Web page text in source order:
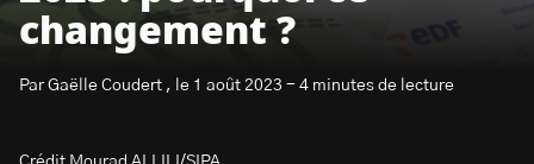
changement ?
Par Gaëlle Coudert , le 1 août 2023 - 4 minutes de lecture